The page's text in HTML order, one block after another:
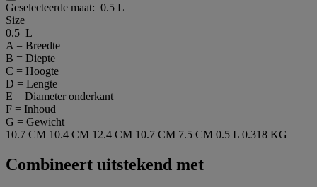
Geselecteerde maat: 0.5 L
Size
0.5 L
A = Breedte
B = Diepte
C = Hoogte
D = Lengte
E = Diameter onderkant
F = Inhoud
G = Gewicht
10.7 CM 10.4 CM 12.4 CM 10.7 CM 7.5 CM 0.5 L 0.318 KG
Combineert uitstekend met